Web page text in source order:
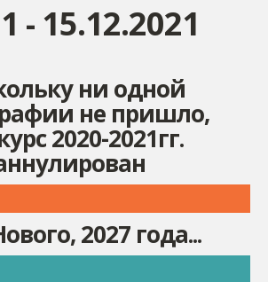
- 15.12.2021
ни одной
не пришло,
2020-2021гг.
2027 года...